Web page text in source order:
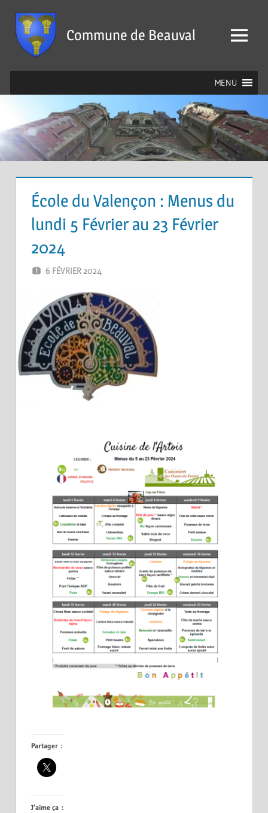
content
Commune de Beauval Menu
MENU
École du Valençon : Menus du
lundi 5 Février au 23 Février
2024
6 FÉVRIER 2024
Partager :
J’aime ça :